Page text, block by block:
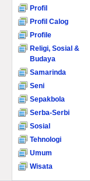
Profil
Profil Calog
Profile
Religi, Sosial &
Budaya
Samarinda
Seni
Sepakbola
Serba-Serbi
Sosial
Tehnologi
Umum
Wisata